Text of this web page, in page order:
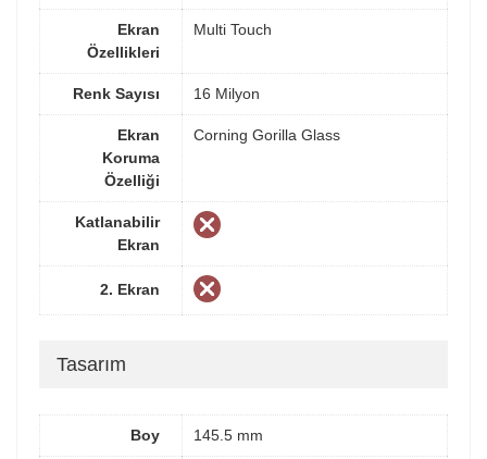
Ekran
Özellikleri
Multi Touch
Renk Sayısı 16 Milyon
Ekran
Koruma
Özelliği
Corning Gorilla Glass
Katlanabilir
Ekran
2. Ekran
Tasarım
Boy 145.5 mm